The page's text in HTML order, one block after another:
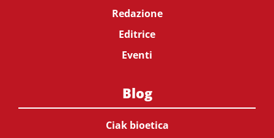
Redazione
Editrice
Eventi
Blog
Ciak bioetica